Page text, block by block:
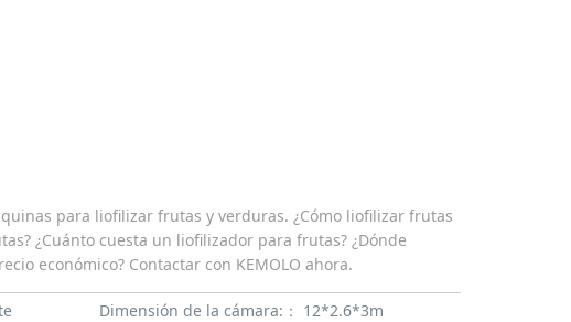
para liofilizar frutas y verduras. ¿Cómo liofilizar frutas
¿Cuánto cuesta un liofilizador para frutas? ¿Dónde
económico? Contactar con KEMOLO ahora.
Dimensión de la cámara:： 12*2.6*3m